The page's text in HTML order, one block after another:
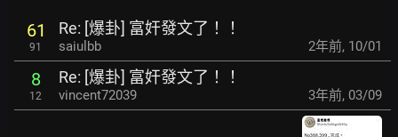
61
91
Re: [爆卦] 富奸發文了！！
saiulbb 2年前, 10/01
8
12
Re: [爆卦] 富奸發文了！！
vincent72039 3年前, 03/09